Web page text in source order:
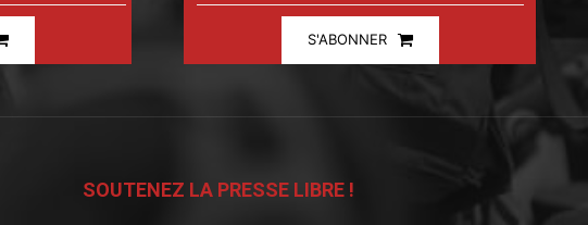
S'ABONNER
SOUTENEZ LA PRESSE LIBRE !